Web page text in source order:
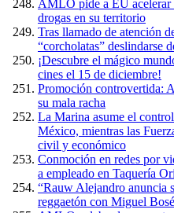
AMLO pide a EU acelerar
drogas en su territorio
Tras llamado de atención
“corcholatas” deslindarse
¡Descubre el mágico
cines el 15 de diciembre!
Promoción controvertida:
su mala racha
La Marina asume el
México, mientras las
civil y económico
Conmoción en redes por
a empleado en Taquería
“Rauw Alejandro anuncia
reggaetón con Miguel